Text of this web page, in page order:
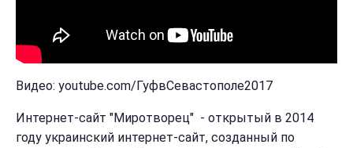
Видео: youtube.com/ГуфвСевастополе2017
Интернет-сайт "Миротворец" - открытый в 2014
году украинский интернет-сайт, созданный по